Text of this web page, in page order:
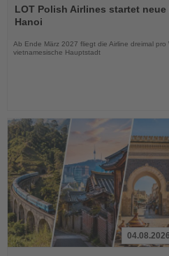
Sie
die
LOT Polish Airlines startet
Hanoi
Ab Ende März 2027 fliegt die Airline dreimal
vietnamesische Hauptstadt
04.08.2026